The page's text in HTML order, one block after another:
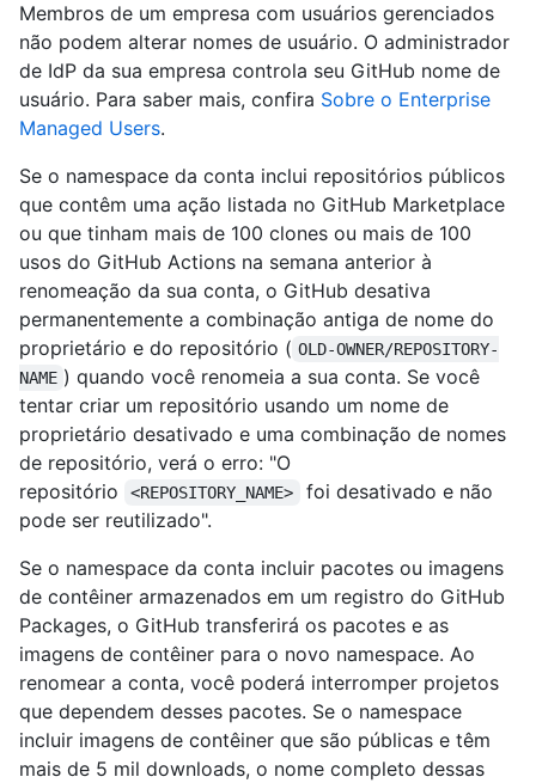
Membros de um empresa com usuários gerenciados
não podem alterar nomes de usuário. O administrador
de IdP da sua empresa controla seu GitHub nome de
usuário. Para saber mais, confira Sobre o Enterprise
Managed Users.
Se o namespace da conta inclui repositórios públicos
que contêm uma ação listada no GitHub Marketplace
ou que tinham mais de 100 clones ou mais de 100
usos do GitHub Actions na semana anterior à
renomeação da sua conta, o GitHub desativa
permanentemente a combinação antiga de nome do
proprietário e do repositório ( OLD-OWNER/REPOSITORY-
NAME ) quando você renomeia a sua conta. Se você
tentar criar um repositório usando um nome de
proprietário desativado e uma combinação de nomes
de repositório, verá o erro: "O
repositório
<REPOSITORY_NAME>
foi desativado e não
pode ser reutilizado".
Se o namespace da conta incluir pacotes ou imagens
de contêiner armazenados em um registro do GitHub
Packages, o GitHub transferirá os pacotes e as
imagens de contêiner para o novo namespace. Ao
renomear a conta, você poderá interromper projetos
que dependem desses pacotes. Se o namespace
incluir imagens de contêiner que são públicas e têm
mais de 5 mil downloads, o nome completo dessas